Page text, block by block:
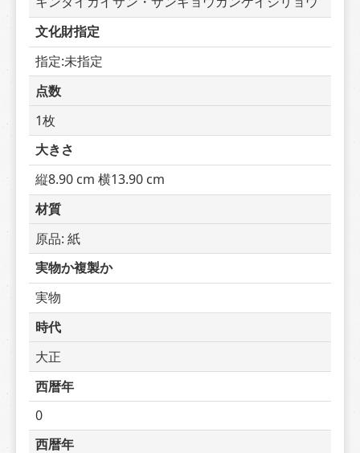
文化財指定
指定:未指定
点数
1枚
大きさ
縦8.90 cm 横13.90 cm
材質
原品: 紙
実物か複製か
実物
時代
大正
西暦年
0
西暦年